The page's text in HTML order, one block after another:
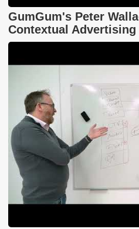
GumGum's Peter
Contextual Advertising